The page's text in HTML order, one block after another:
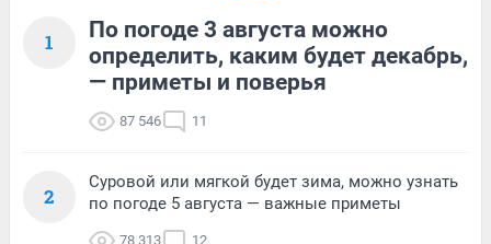
1
По погоде 3 августа можно
определить, каким будет декабрь,
— приметы и поверья
87 546 11
2
Суровой или мягкой будет зима, можно узнать
по погоде 5 августа — важные приметы
78 313 12